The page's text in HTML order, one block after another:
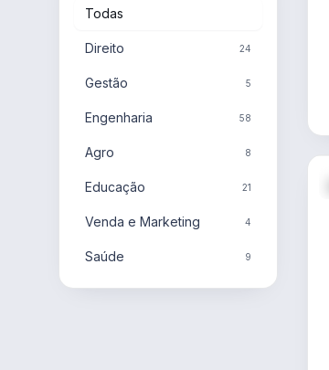
Todas
Direito 24
Gestão 5
Engenharia 58
Agro 8
Educação 21
Venda e Marketing 4
Saúde 9